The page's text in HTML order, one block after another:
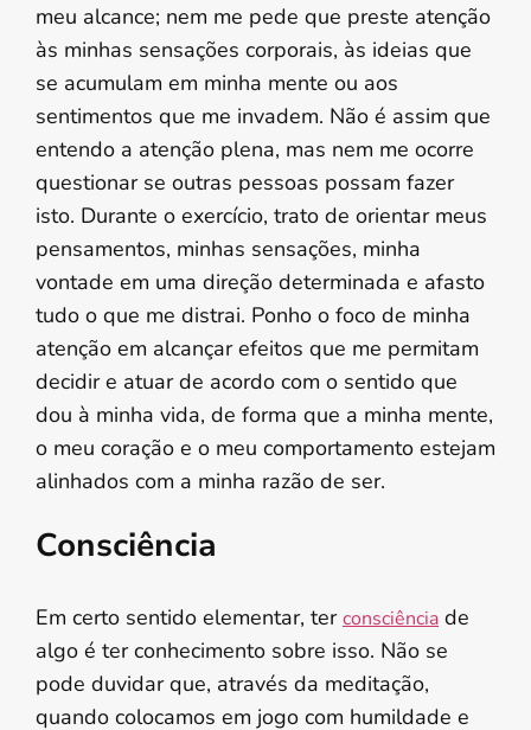
meu alcance; nem me pede que preste atenção
às minhas sensações corporais, às ideias que
se acumulam em minha mente ou aos
sentimentos que me invadem. Não é assim que
entendo a atenção plena, mas nem me ocorre
questionar se outras pessoas possam fazer
isto. Durante o exercício, trato de orientar meus
pensamentos, minhas sensações, minha
vontade em uma direção determinada e afasto
tudo o que me distrai. Ponho o foco de minha
atenção em alcançar efeitos que me permitam
decidir e atuar de acordo com o sentido que
dou à minha vida, de forma que a minha mente,
o meu coração e o meu comportamento estejam
alinhados com a minha razão de ser.
Consciência
Em certo sentido elementar, terconsciência de
algo é ter conhecimento sobre isso. Não se
pode duvidar que, através da meditação,
quando colocamos em jogo com humildade e